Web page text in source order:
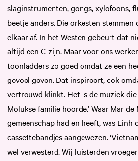
slaginstrumenten, gongs, xylofoons,
beetje anders. Die orkesten
elkaar af. In het Westen gebeurt dat
altijd een C zijn. Maar voor ons
toonladders zo goed omdat ze een
gevoel geven. Dat inspireert, ook
vertrouwd klinkt. Het is de muziek
Molukse familie hoorde.’ Waar Mar de
gemeenschap had en heeft, was Linh
cassettebandjes aangewezen.
wel verwesterd. Wij luisterden